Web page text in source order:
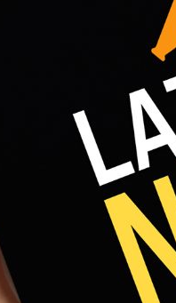
- Fri 8:00am - 5:00pm